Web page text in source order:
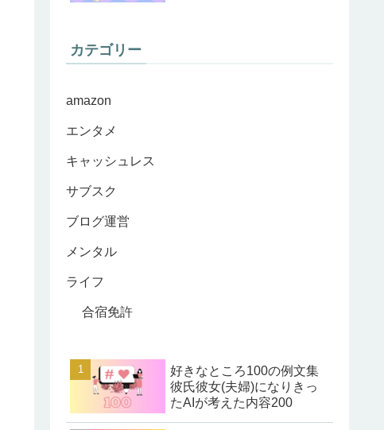
カテゴリー
amazon
エンタメ
キャッシュレス
サブスク
ブログ運営
メンタル
ライフ
合宿免許
好きなところ100の例文集
彼氏彼女(夫婦)になりきっ
たAIが考えた内容200